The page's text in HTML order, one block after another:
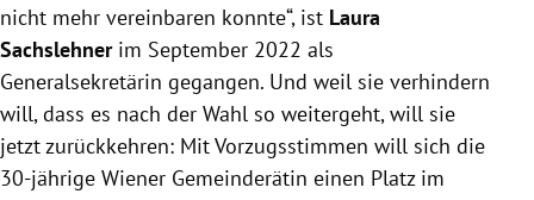
nicht mehr vereinbaren konnte“, ist Laura
Sachslehnerim September 2022 als
Generalsekretärin gegangen. Und weil sie verhindern
will, dass es nach der Wahl so weitergeht, will sie
jetzt zurückkehren: Mit Vorzugsstimmen will sich die
30-jährige Wiener Gemeinderätin einen Platz im